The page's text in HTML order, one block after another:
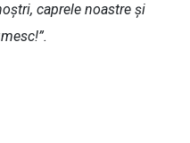
caprele noastre și